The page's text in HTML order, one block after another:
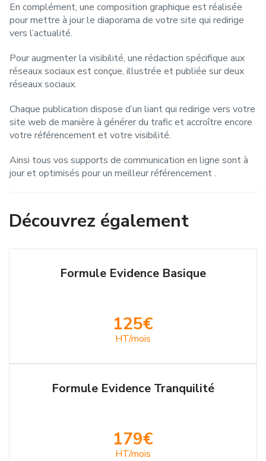
En complément, une composition graphique est réalisée
pour mettre à jour le diaporama de votre site qui redirige
vers l’actualité.
Pour augmenter la visibilité, une rédaction spécifique aux
réseaux sociaux est conçue, illustrée et publiée sur deux
réseaux sociaux.
Chaque publication dispose d’un liant qui redirige vers votre
site web de manière à générer du trafic et accroître encore
votre référencement et votre visibilité.
Ainsi tous vos supports de communication en ligne sont à
jour et optimisés pour un meilleur référencement .
Découvrez également
Formule Evidence Basique
125€
HT/mois
Formule Evidence Tranquilité
179€
HT/mois